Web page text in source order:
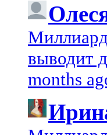
выводит
months